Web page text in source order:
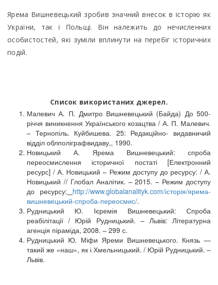
Ярема Вишневецький зробив значний внесок в історію як
України, так і Польщі. Він належить до нечисленних
особистостей, які зуміли вплинути на перебіг історичних
подій.
Список використаних джерел.
Малевич А. П. Дмитро Вишневецький (Байда) До 500-
річчя виникнення Українського козацтва / А. П. Малевич.
– Тернопіль. Куйбишева. 25: Редакційно- видавничий
відділ облполіграфвидаву,, 1990.
Новицький А. Ярема Вишневецький: спроба
переосмислення історичної постаті [Електронний
ресурс] / А. Новицький – Режим доступу до ресурсу: / А.
Новицький // Глобал Аналітик. – 2015. – Режим доступу
до ресурсу:
http://www.globalanalityk.com/історія/ярема-
вишневецький-спроба-переосмис/.
Рудницький Ю. Ієремія Вишневецький: Спроба
реабілітації / Юрій Рудницький. – Львів: Літературна
агенція піраміда, 2008. – 299 с.
Рудницький Ю. Міфи Яреми Вишневецького. Князь —
такий же «наш», як і Хмельницький. / Юрій Рудницький. –
Львів.